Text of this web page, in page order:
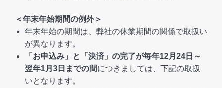
＜年末年始期間の例外＞
年末年始の期間は、弊社の休業期間の関係で取扱い
が異なります。
「お申込み」と「決済」の完了が毎年12月24日～
翌年1月3日までの間につきましては、下記の取扱
いとなります。